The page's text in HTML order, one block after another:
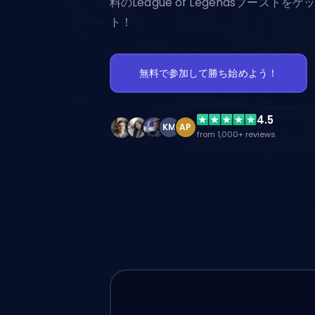
ト！
無料で参加して勝ち始めよう！
KM AP 4.5
from 1,000+ reviews